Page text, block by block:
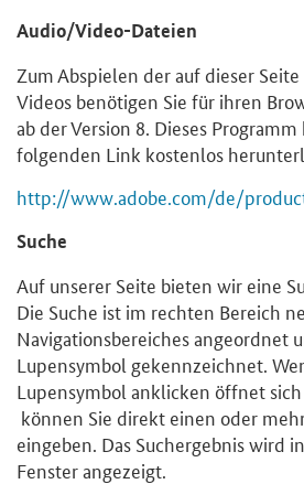
Audio/Video-Dateien
Zum Abspielen der auf dieser
Videos benötigen Sie für ihren
ab der Version 8. Dieses
folgenden Link kostenlos
http://www.adobe.com/de/
Suche
Auf unserer Seite bieten wir eine
Die Suche ist im rechten Bereich
Navigationsbereiches angeordnet
Lupensymbol gekennzeichnet.
Lupensymbol anklicken öffnet
können Sie direkt einen oder
eingeben. Das Suchergebnis wird
Fenster angezeigt.